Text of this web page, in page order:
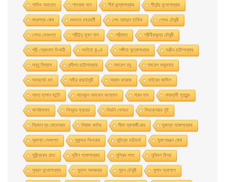
শামিম আহমেদ শাহবাজ খান শীর্ষ বন্দ্যোপাধ্যায় শীর্ষেন্দু মুখোপাধ্যায়
শুদ্ধসত্ব ঘোষ শুভদেব চক্রবর্তী শেখ আবদুল হাকিম শেখর চৌধুরী
শেখর সেনগুপ্ত শ্রীইন্দু ভূষণ দাস শ্রীজাত শ্রীনীরদচন্দ্র চৌধুরী
শ্রী প্রেমদাস ভিখারী সংহিতা কুণ্ড সঙ্গীতা বন্দ্যোপাধ্যায় সঞ্জীব চট্টোপাধ্যায়
সন্তু বিশ্বাস সন্দীপন চট্টোপাধ্যায় সমরেশ বসু সমরেশ মজুমদার
সমারসেট মম সমীর রায়চৌধুরী সম্বাদ রসরাজ সাইয়েদ জামিল
সাদত হাসান মান্টো সাদেকুল আহসান কল্লোল সায়ন দাস সায়ন্তনী পূততুন্ড
সা’দউল্লাহ সিগমন্ড ফ্রয়েড সিডনি শেলডন সিনক্লেয়ার লুই
সিমোন দ্য বোভোয়ার সিরাজ কাদির সীমা ব্যানার্জী-রায় সুকান্ত গঙ্গোপাধ্যায়
সুকান্ত সেনগুপ্ত সুকুমার সিংহরায় সুচিত্রা ভট্টাচার্য সুধাংশরঞ্জন ঘোষ
সুধীন্দ্রনাথ রাহা সুনীল গঙ্গোপাধ্যায় সুপ্রিয় সাহা সুবিমল মিশ্র
সুব্রত মুখোপাধ্যায় সুভাস সমাজদার সুমন চৌধুরী সুসান অ্যাশলে